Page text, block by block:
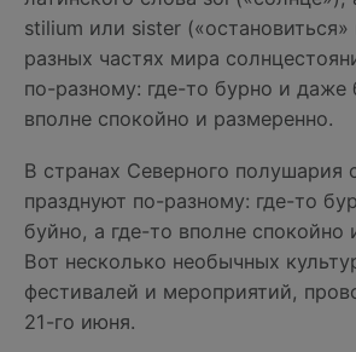
stilium или sister
разных частях мира
по-разному: где-то бурно и даже
вполне спокойно и размеренно.
В странах Северного полушария
празднуют по-разному: где-то
буйно, а где-то вполне спокойно
Вот несколько необычных
фестивалей и мероприятий,
21-го июня.